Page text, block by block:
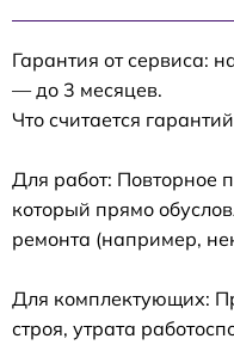
Гарантия от сервиса:
— до 3 месяцев.
Что считается
Для работ: Повторное
который прямо
ремонта (например,
Для комплектующих:
строя, утрата